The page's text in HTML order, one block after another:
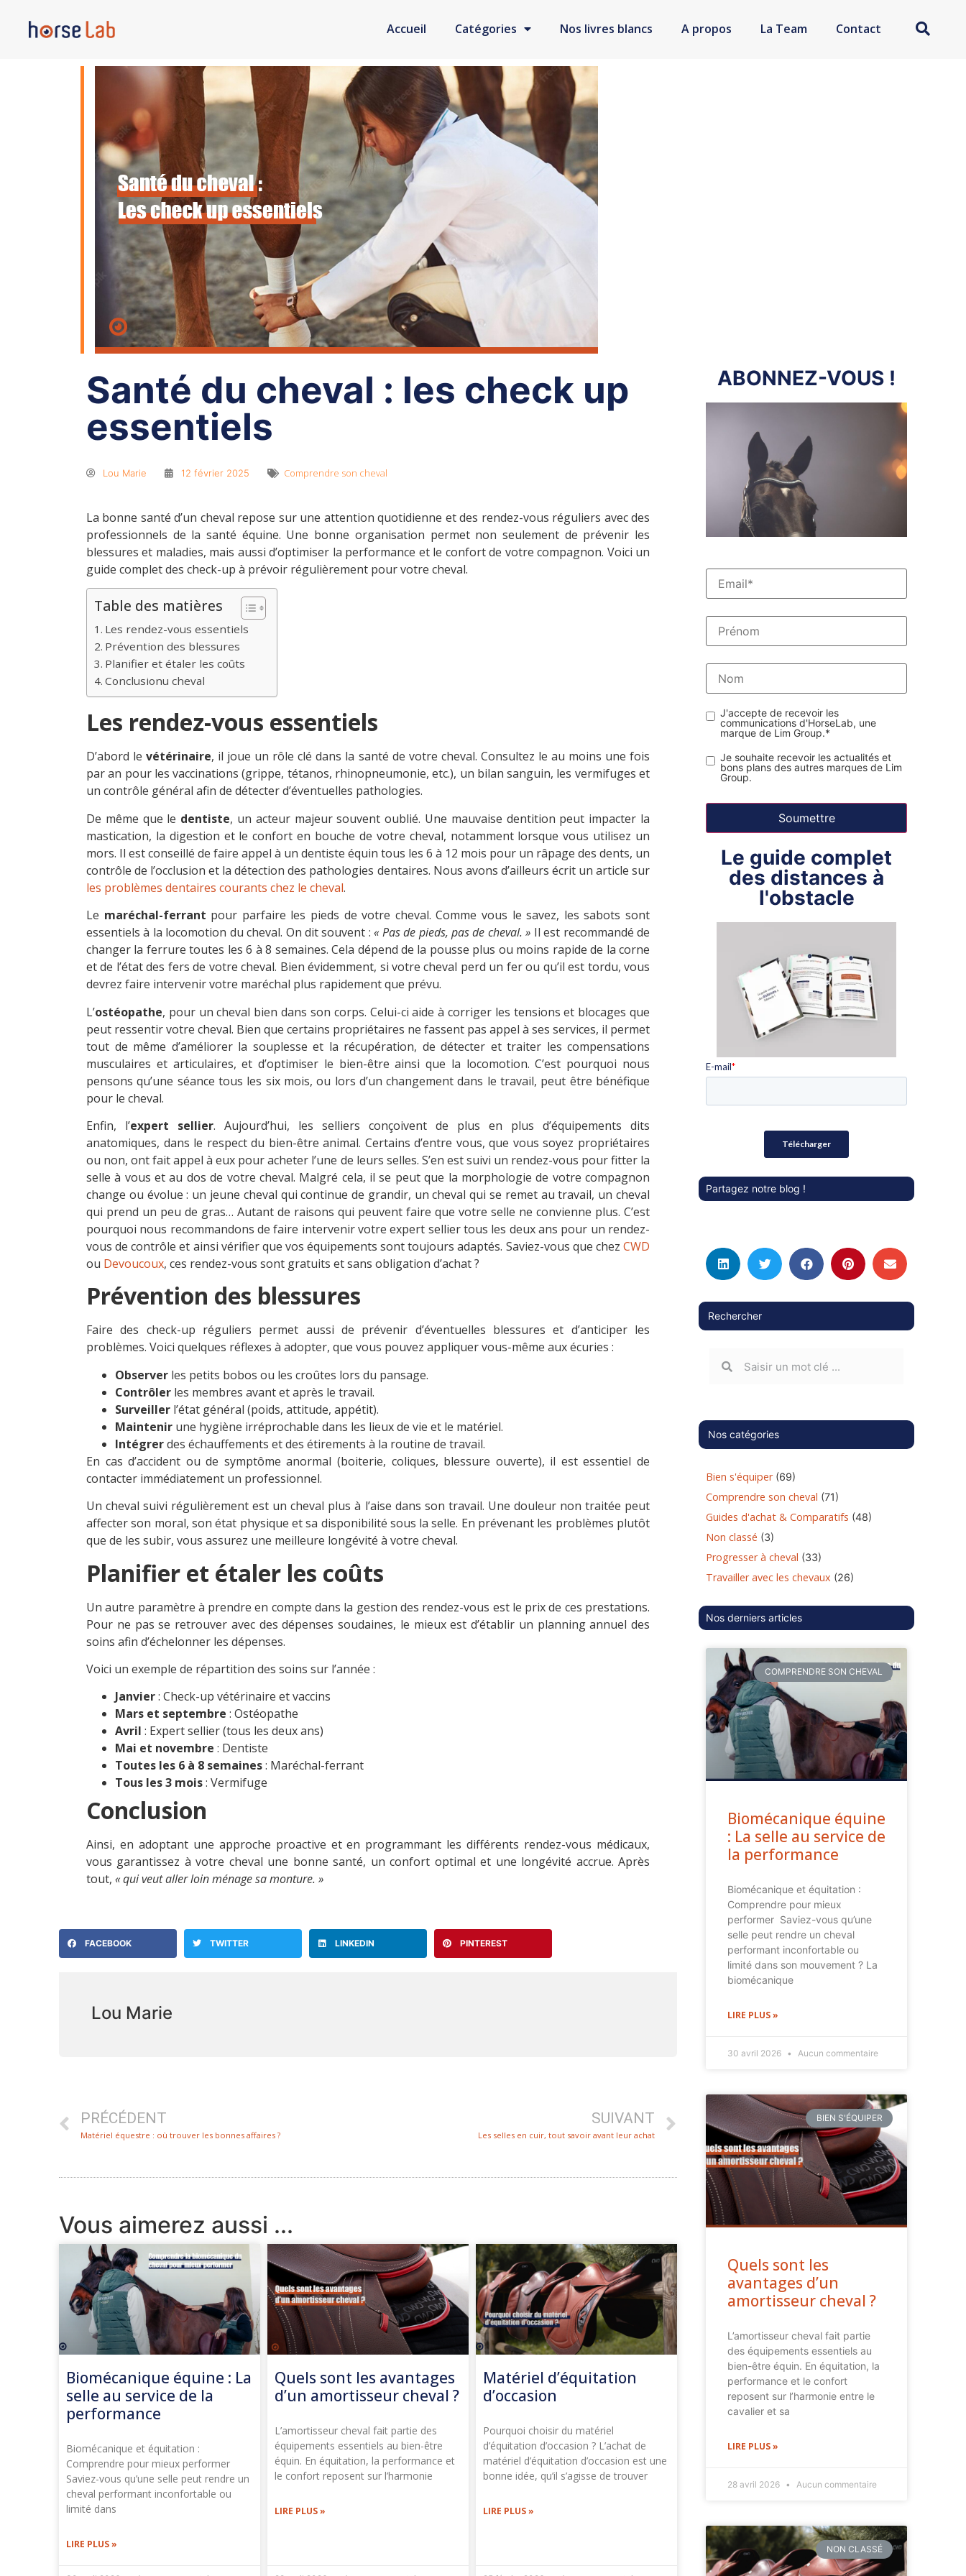
Accueil Catégories Nos livres blancs A propos La Team Contact
Santé du cheval : les check up
essentiels
Lou Marie 12 février 2025 Comprendre son cheval
La bonne santé d’un cheval repose sur une attention quotidienne et des rendez-vous réguliers avec des
professionnels de la santé équine. Une bonne organisation permet non seulement de prévenir les
blessures et maladies, mais aussi d’optimiser la performance et le confort de votre compagnon. Voici un
guide complet des check-up à prévoir régulièrement pour votre cheval.
Table des matières
Les rendez-vous essentiels
Prévention des blessures
Planifier et étaler les coûts
Conclusionu cheval
Les rendez-vous essentiels
D’abord levétérinaire, il joue un rôle clé dans la santé de votre cheval. Consultez le au moins une fois
par an pour les vaccinations (grippe, tétanos, rhinopneumonie, etc.), un bilan sanguin, les vermifuges et
un contrôle général afin de détecter d’éventuelles pathologies.
De même que le dentiste, un acteur majeur souvent oublié. Une mauvaise dentition peut impacter la
mastication, la digestion et le confort en bouche de votre cheval, notamment lorsque vous utilisez un
mors. Il est conseillé de faire appel à un dentiste équin tous les 6 à 12 mois pour un râpage des dents, un
contrôle de l’occlusion et la détection des pathologies dentaires. Nous avons d’ailleurs écrit un article sur
les problèmes dentaires courants chez le cheval.
Le maréchal-ferrant pour parfaire les pieds de votre cheval. Comme vous le savez, les sabots sont
essentiels à la locomotion du cheval. On dit souvent :« Pas de pieds, pas de cheval. » Il est recommandé de
changer la ferrure toutes les 6 à 8 semaines. Cela dépend de la pousse plus ou moins rapide de la corne
et de l’état des fers de votre cheval. Bien évidemment, si votre cheval perd un fer ou qu’il est tordu, vous
devrez faire intervenir votre maréchal plus rapidement que prévu.
L’ostéopathe, pour un cheval bien dans son corps. Celui-ci aide à corriger les tensions et blocages que
peut ressentir votre cheval. Bien que certains propriétaires ne fassent pas appel à ses services, il permet
tout de même d’améliorer la souplesse et la récupération, de détecter et traiter les compensations
musculaires et articulaires, et d’optimiser le bien-être ainsi que la locomotion. C’est pourquoi nous
pensons qu’une séance tous les six mois, ou lors d’un changement dans le travail, peut être bénéfique
pour le cheval.
Enfin, l’expert sellier. Aujourd’hui, les selliers conçoivent de plus en plus d’équipements dits
anatomiques, dans le respect du bien-être animal. Certains d’entre vous, que vous soyez propriétaires
ou non, ont fait appel à eux pour acheter l’une de leurs selles. S’en est suivi un rendez-vous pour fitter la
selle à vous et au dos de votre cheval. Malgré cela, il se peut que la morphologie de votre compagnon
change ou évolue : un jeune cheval qui continue de grandir, un cheval qui se remet au travail, un cheval
qui prend un peu de gras… Autant de raisons qui peuvent faire que votre selle ne convienne plus. C’est
pourquoi nous recommandons de faire intervenir votre expert sellier tous les deux ans pour un rendez-
vous de contrôle et ainsi vérifier que vos équipements sont toujours adaptés. Saviez-vous que chez CWD
ou Devoucoux, ces rendez-vous sont gratuits et sans obligation d’achat ?
Prévention des blessures
Faire des check-up réguliers permet aussi de prévenir d’éventuelles blessures et d’anticiper les
problèmes. Voici quelques réflexes à adopter, que vous pouvez appliquer vous-même aux écuries :
Observer les petits bobos ou les croûtes lors du pansage.
Contrôler les membres avant et après le travail.
Surveiller l’état général (poids, attitude, appétit).
Maintenir une hygiène irréprochable dans les lieux de vie et le matériel.
Intégrerdes échauffements et des étirements à la routine de travail.
En cas d’accident ou de symptôme anormal (boiterie, coliques, blessure ouverte), il est essentiel de
contacter immédiatement un professionnel.
Un cheval suivi régulièrement est un cheval plus à l’aise dans son travail. Une douleur non traitée peut
affecter son moral, son état physique et sa disponibilité sous la selle. En prévenant les problèmes plutôt
que de les subir, vous assurez une meilleure longévité à votre cheval.
Planifier et étaler les coûts
Un autre paramètre à prendre en compte dans la gestion des rendez-vous est le prix de ces prestations.
Pour ne pas se retrouver avec des dépenses soudaines, le mieux est d’établir un planning annuel des
soins afin d’échelonner les dépenses.
Voici un exemple de répartition des soins sur l’année :
Janvier: Check-up vétérinaire et vaccins
Mars et septembre : Ostéopathe
Avril : Expert sellier (tous les deux ans)
Mai et novembre : Dentiste
Toutes les 6 à 8 semaines: Maréchal-ferrant
Tous les 3 mois: Vermifuge
Conclusion
Ainsi, en adoptant une approche proactive et en programmant les différents rendez-vous médicaux,
vous garantissez à votre cheval une bonne santé, un confort optimal et une longévité accrue. Après
tout, « qui veut aller loin ménage sa monture. »
FACEBOOK TWITTER LINKEDIN PINTEREST
Lou Marie
PRÉCÉDENT
Matériel équestre : où trouver les bonnes affaires ?
SUIVANT
Les selles en cuir, tout savoir avant leur achat
Vous aimerez aussi ...
Biomécanique équine : La
selle au service de la
performance
Biomécanique et équitation :
Comprendre pour mieux performer
Saviez-vous qu’une selle peut rendre un
cheval performant inconfortable ou
limité dans
LIRE PLUS »
Quels sont les avantages
d’un amortisseur cheval ?
L’amortisseur cheval fait partie des
équipements essentiels au bien-être
équin. En équitation, la performance et
le confort reposent sur l’harmonie
LIRE PLUS »
Matériel d’équitation
d’occasion
Pourquoi choisir du matériel
d’équitation d’occasion ? L’achat de
matériel d’équitation d’occasion est une
bonne idée, qu’il s’agisse de trouver
LIRE PLUS »
ABONNEZ-VOUS !
J'accepte de recevoir les
communications d'HorseLab, une
marque de Lim Group.*
Je souhaite recevoir les actualités et
bons plans des autres marques de Lim
Group.
Le guide complet
des distances à
l'obstacle
Partagez notre blog !
Rechercher
Nos catégories
Bien s'équiper(69)
Comprendre son cheval (71)
Guides d'achat & Comparatifs (48)
Non classé (3)
Progresser à cheval (33)
Travailler avec les chevaux (26)
Nos derniers articles
COMPRENDRE SON CHEVAL
Biomécanique équine
: La selle au service de
la performance
Biomécanique et équitation :
Comprendre pour mieux
performer Saviez-vous qu’une
selle peut rendre un cheval
performant inconfortable ou
limité dans son mouvement ? La
biomécanique
LIRE PLUS »
30 avril 2026 Aucun commentaire
BIEN S'ÉQUIPER
Quels sont les
avantages d’un
amortisseur cheval ?
L’amortisseur cheval fait partie
des équipements essentiels au
bien-être équin. En équitation, la
performance et le confort
reposent sur l’harmonie entre le
cavalier et sa
LIRE PLUS »
28 avril 2026 Aucun commentaire
NON CLASSÉ